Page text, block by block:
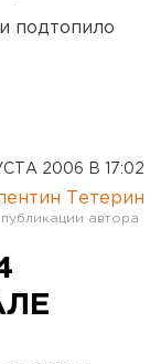
подтопило
2006 В 17:02
Тетерин